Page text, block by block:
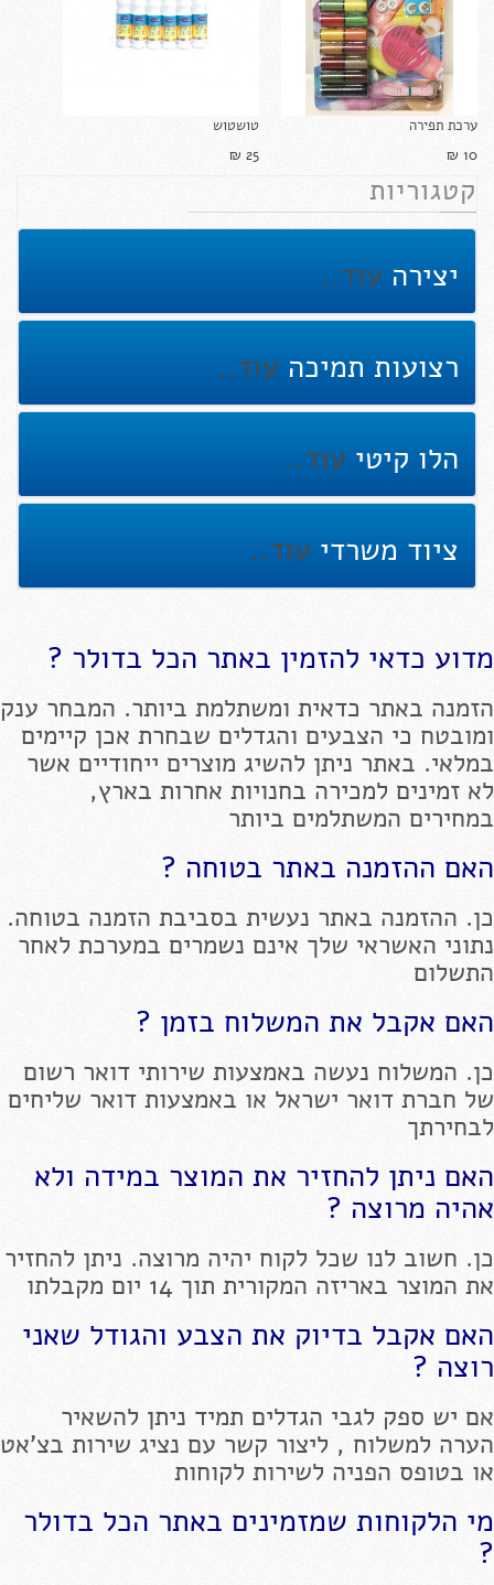
טושטוש
25 ₪‎
ערכת תפירה
10 ₪‎
קטגוריות
יצירה עוד..
רצועות תמיכה עוד..
הלו קיטי עוד..
ציוד משרדי עוד..
מדוע כדאי להזמין באתר הכל בדולר ?
הזמנה באתר כדאית ומשתלמת ביותר. המבחר ענק
ומובטח כי הצבעים והגדלים שבחרת אכן קיימים
במלאי. באתר ניתן להשיג מוצרים ייחודיים אשר
לא זמינים למכירה בחנויות אחרות בארץ,
במחירים המשתלמים ביותר
האם ההזמנה באתר בטוחה ?
כן. ההזמנה באתר נעשית בסביבת הזמנה בטוחה.
נתוני האשראי שלך אינם נשמרים במערכת לאחר
התשלום
האם אקבל את המשלוח בזמן ?
כן. המשלוח נעשה באמצעות שירותי דואר רשום
של חברת דואר ישראל או באמצעות דואר שליחים
לבחירתך
האם ניתן להחזיר את המוצר במידה ולא
אהיה מרוצה ?
כן. חשוב לנו שכל לקוח יהיה מרוצה. ניתן להחזיר
את המוצר באריזה המקורית תוך 14 יום מקבלתו
האם אקבל בדיוק את הצבע והגודל שאני
רוצה ?
אם יש ספק לגבי הגדלים תמיד ניתן להשאיר
הערה למשלוח , ליצור קשר עם נציג שירות בצ'אט
או בטופס הפניה לשירות לקוחות
מי הלקוחות שמזמינים באתר הכל בדולר
?